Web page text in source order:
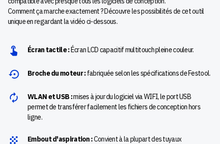
Comment ça marche exactement ? Découvre les possibilités de cet outil
unique en regardant la vidéo ci-dessous.
Écran tactile :Écran LCD capacitif multitouch pleine couleur.
Broche du moteur :fabriquée selon les spécifications de Festool.
WLAN et USB :mises à jour du logiciel via WIFI, le port USB
permet de transférer facilement les fichiers de conception hors
ligne.
Embout d'aspiration :Convient à la plupart des tuyaux